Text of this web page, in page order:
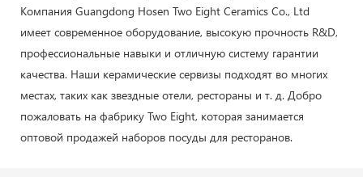
Компания Guangdong Hosen Two Eight Ceramics Co., Ltd
имеет современное оборудование, высокую прочность R&D,
профессиональные навыки и отличную систему гарантии
качества. Наши керамические сервизы подходят во многих
местах, таких как звездные отели, рестораны и т. д. Добро
пожаловать на фабрику Two Eight, которая занимается
оптовой продажей наборов посуды для ресторанов.